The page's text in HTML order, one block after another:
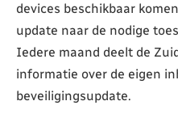
devices beschikbaar
update naar de nodige
Iedere maand deelt de
informatie over de eigen
beveiligingsupdate.